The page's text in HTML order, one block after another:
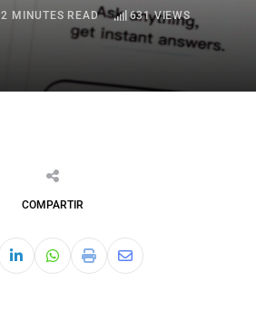
2 MINUTES READ 631VIEWS
COMPARTIR